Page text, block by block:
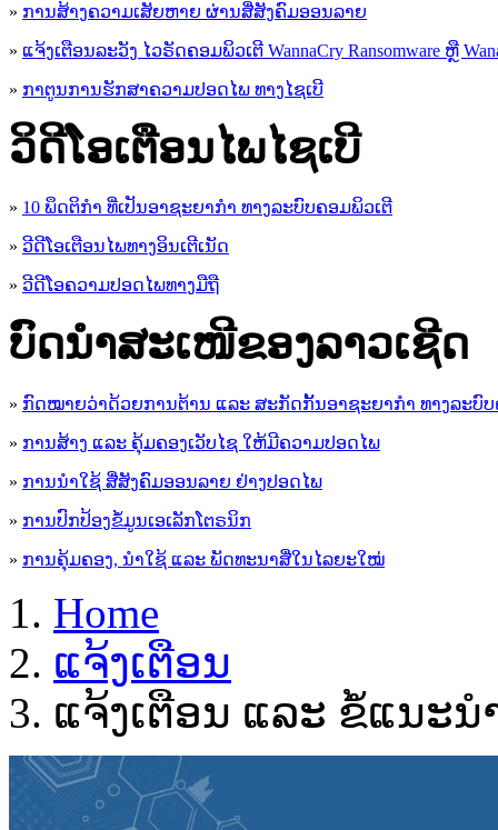
» ການສ້າງຄວາມເສັຍຫາຍ ຜ່ານສື່ສັງຄົມອອນລາຍ
» ແຈ້ງເຕືອນລະວັງ ໄວຣັດຄອມພິວເຕີ WannaCry Ransomware ຫຼື
» ກາຕູນການຮັກສາຄວາມປອດໄພ ທາງໄຊເບີ
ວິດີໂອເຕືອນໄພໄຊເບີ
» 10 ພຶດຕິກໍາ ທີ່ເປັນອາຊະຍາກໍາ ທາງລະບົບຄອມພິວເຕີ
» ວີດີໂອເຕືອນໄພທາງອິນເຕີເນັດ
» ວ​ີ​ດີ​ໂອ​ຄວາມ​ປອດ​ໄພ​ທາງ​ມື​ຖື
ບົດນຳສະເໜີຂອງລາວເຊີດ
» ກົດໝາຍວ່າດ້ວຍການຕ້ານ ແລະ ສະກັດກັ້ນອາຊະຍາກຳ ທາງລະບົບ
» ການສ້າງ ແລະ ຄຸ້ມຄອງເວັບໄຊ ໃຫ້ມີຄວາມປອດໄພ
» ການນຳໃຊ້ ສື່ສັງຄົມອອນລາຍ ຢ່າງປອດໄພ
» ການ​ປົກ​ປ້ອງ​ຂໍ້​ມູນ​ເອ​ເລັກ​ໂຕ​ຣ​ນິກ
» ການຄຸ້ມຄອງ, ນໍາໃຊ້ ແລະ ພັດທະນາສື່ໃນໄລຍະໃໝ່
Home
ແຈ້ງເຕືອນ
ແຈ້ງເຕືອນ ແລະ ຂໍ້ແນະ